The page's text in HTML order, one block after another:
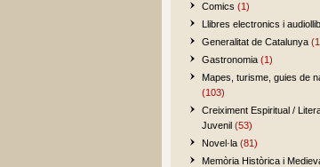
Comics (1)
Llibres electronics i
Generalitat de Catalunya
Gastronomia (1)
Mapes, turisme, guies de
(103)
Creiximent Espiritual /
Juvenil (53)
Novel·la (81)
Memòria Històrica i